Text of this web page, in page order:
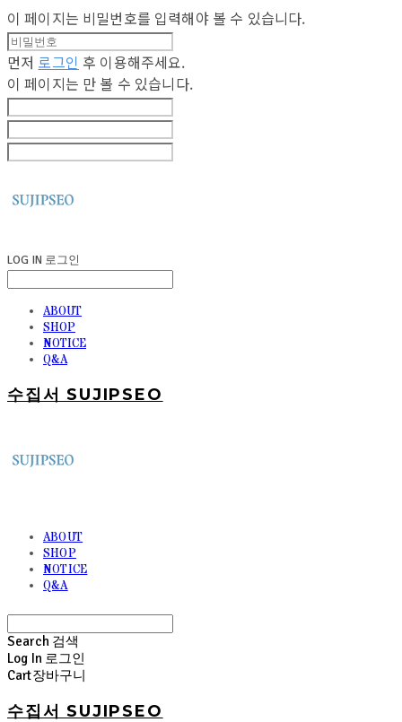
이 페이지는 비밀번호를 입력해야 볼 수 있습니다.
먼저 로그인 후 이용해주세요.
이 페이지는 만 볼 수 있습니다.
LOG IN 로그인
ABOUT
SHOP
NOTICE
Q&A
수집서 SUJIPSEO
ABOUT
SHOP
NOTICE
Q&A
Search 검색
Log In 로그인
Cart장바구니
수집서 SUJIPSEO